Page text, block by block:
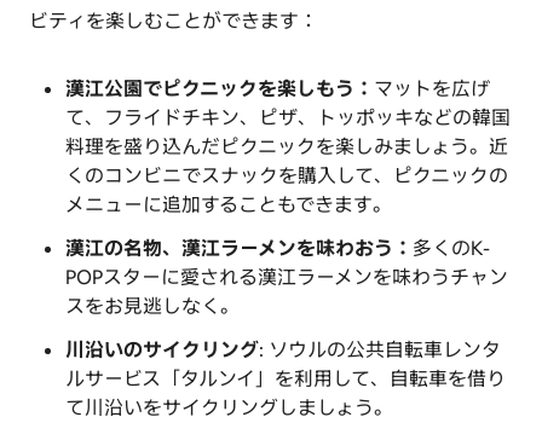
ビティを楽しむことができます：
漢江公園でピクニックを楽しもう： マットを広げ
て、フライドチキン、ピザ、トッポッキなどの韓国
料理を盛り込んだピクニックを楽しみましょう。近
くのコンビニでスナックを購入して、ピクニックの
メニューに追加することもできます。
漢江の名物、漢江ラーメンを味わおう： 多くのK-
POPスターに愛される漢江ラーメンを味わうチャン
スをお見逃しなく。
川沿いのサイクリング: ソウルの公共自転車レンタ
ルサービス「タルンイ」を利用して、自転車を借り
て川沿いをサイクリングしましょう。